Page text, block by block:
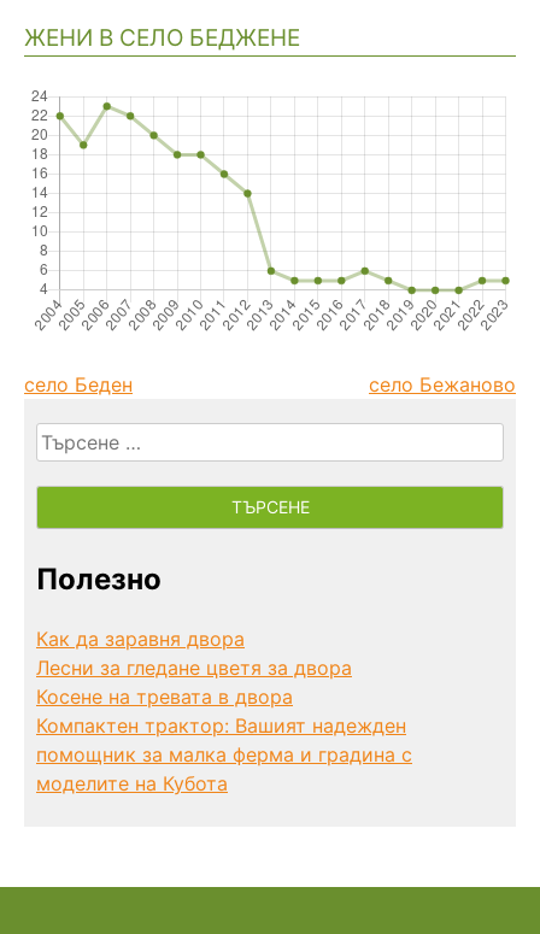
ЖЕНИ В СЕЛО БЕДЖЕНЕ
село Беден село Бежаново
Търсене
за:
Полезно
Как да заравня двора
Лесни за гледане цветя за двора
Косене на тревата в двора
Компактен трактор: Вашият надежден
помощник за малка ферма и градина с
моделите на Кубота